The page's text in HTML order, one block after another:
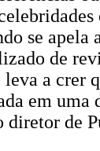
se apela
de
a crer
em uma
diretor de